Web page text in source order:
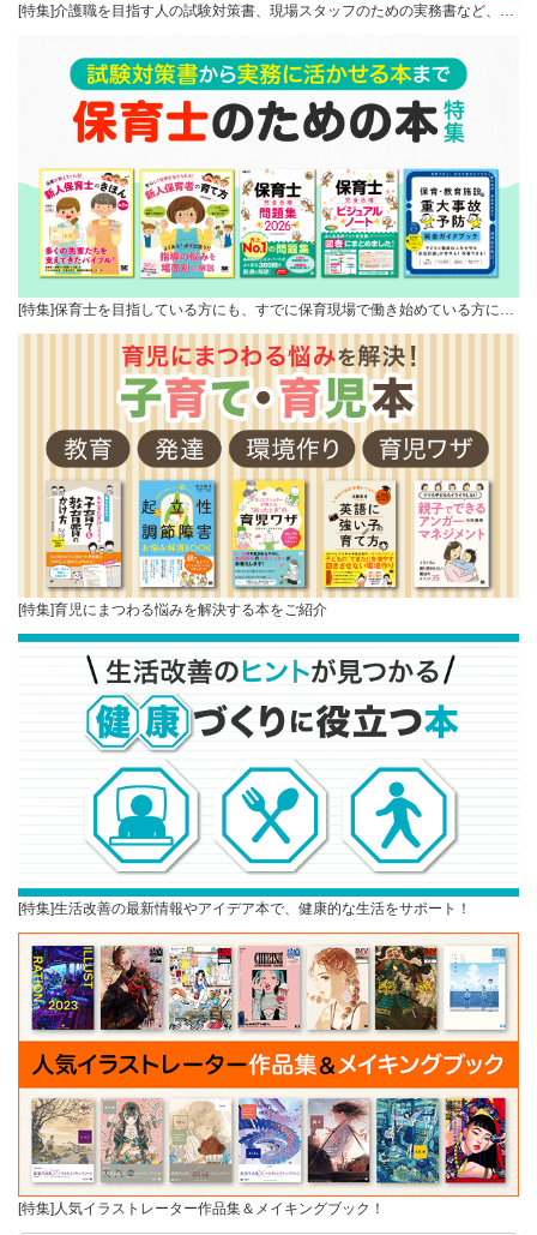
[特集]介護職を目指す人の試験対策書、現場スタッフのための実務書など、…
[特集]保育士を目指している方にも、すでに保育現場で働き始めている方に…
[特集]育児にまつわる悩みを解決する本をご紹介
[特集]生活改善の最新情報やアイデア本で、健康的な生活をサポート！
[特集]人気イラストレーター作品集＆メイキングブック！